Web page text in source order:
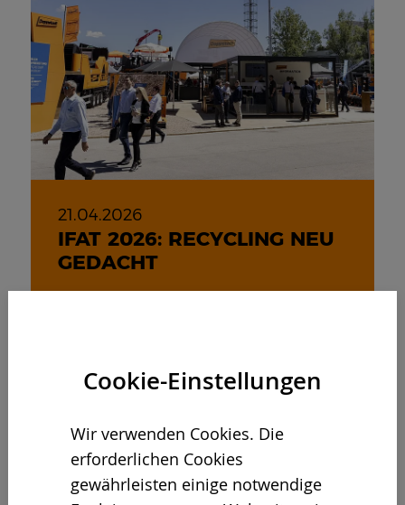
Cookie-Einstellungen
Wir verwenden Cookies. Die
erforderlichen Cookies
gewährleisten einige notwendige
21.04.2026
IFAT 2026: RECYCLING NEU
GEDACHT